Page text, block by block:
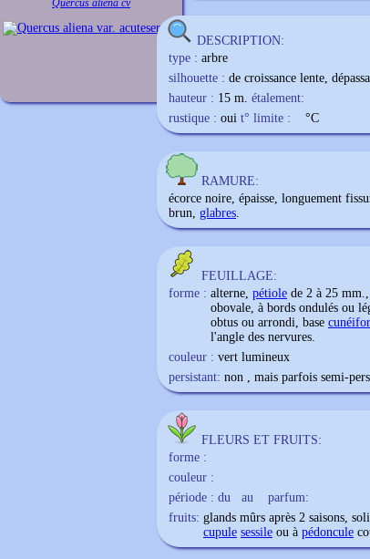
Quercus aliena cv
DESCRIPTION:
type : arbre
silhouette : de croissance lente,
hauteur : 15 m. étalement:
rustique : oui t° limite : °C
RAMURE:
écorce noire, épaisse, longuement
brun, glabres.
FEUILLAGE:
forme : alterne, pétiole de 2 à 25 mm.,
obovale, à bords ondulés ou
obtus ou arrondi, base
l'angle des nervures.
couleur : vert lumineux
persistant: non , mais parfois semi-
FLEURS ET FRUITS:
forme :
couleur :
période : du
au
parfum:
fruits: glands mûrs après 2 saisons,
cupule sessile ou à pédoncule